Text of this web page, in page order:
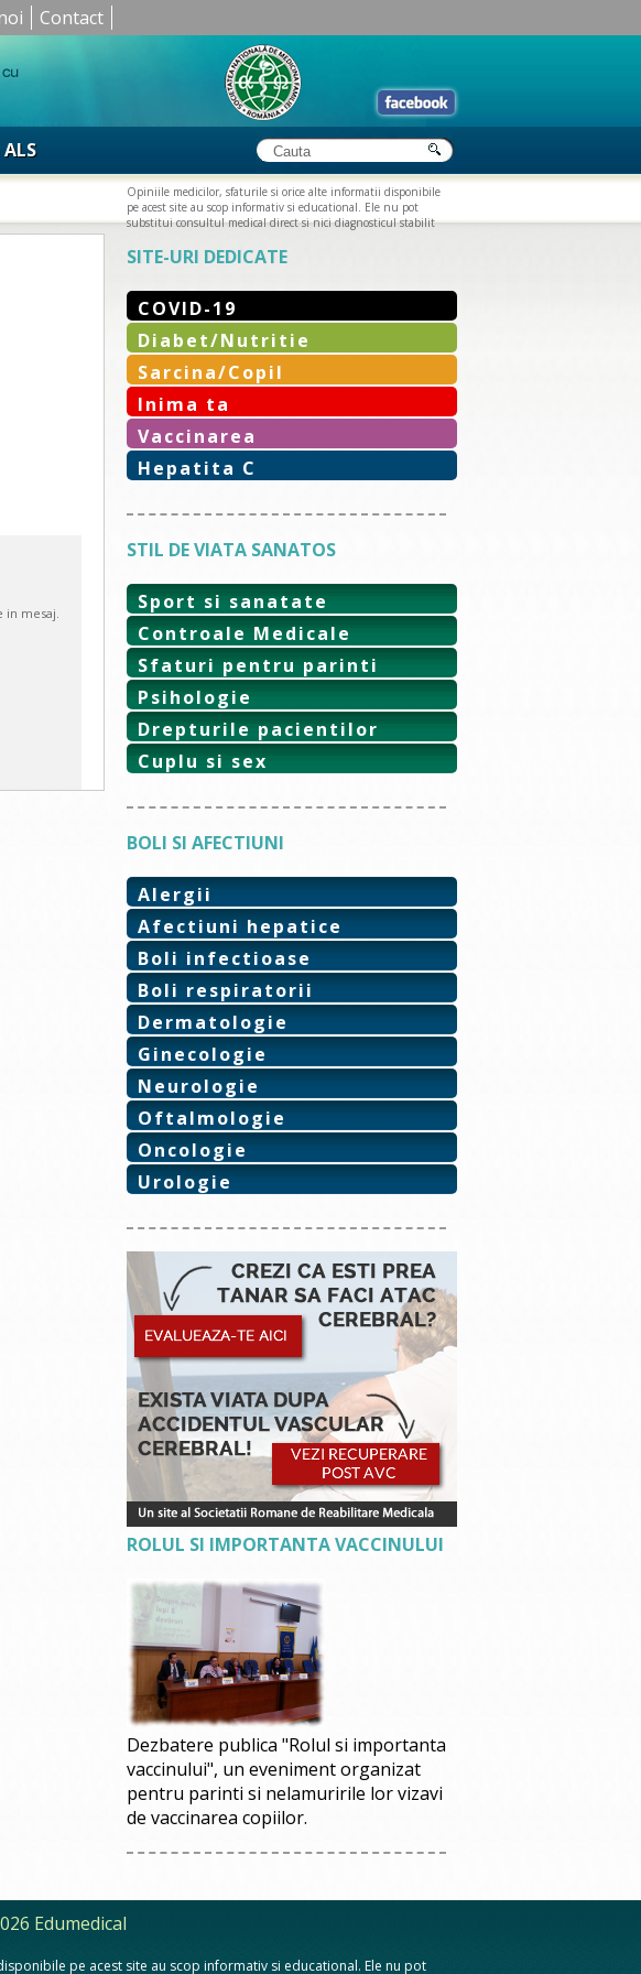
Contact
Opiniile medicilor, sfaturile si orice alte informatii disponibile
pe acest site au scop informativ si educational. Ele nu pot
substitui consultul medical direct si nici diagnosticul stabilit
in mesaj.
SITE-URI DEDICATE
COVID-19
Diabet/Nutritie
Sarcina/Copil
Inima ta
Vaccinarea
Hepatita C
STIL DE VIATA SANATOS
Sport si sanatate
Controale Medicale
Sfaturi pentru parinti
Psihologie
Drepturile pacientilor
Cuplu si sex
BOLI SI AFECTIUNI
Alergii
Afectiuni hepatice
Boli infectioase
Boli respiratorii
Dermatologie
Ginecologie
Neurologie
Oftalmologie
Oncologie
Urologie
ROLUL SI IMPORTANTA VACCINULUI
Dezbatere publica "Rolul si importanta
vaccinului", un eveniment organizat
pentru parinti si nelamuririle lor vizavi
de vaccinarea copiilor.
Edumedical
pe acest site au scop informativ si educational. Ele nu pot